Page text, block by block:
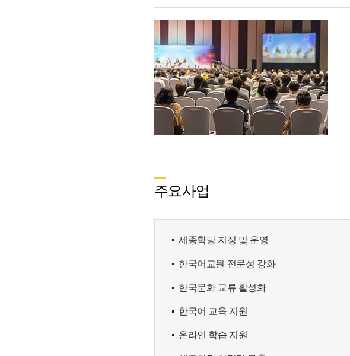
주요사업
세종학당 지정 및 운영
한국어교원 전문성 강화
한국문화 교류 활성화
한국어 교육 지원
온라인 학습 지원